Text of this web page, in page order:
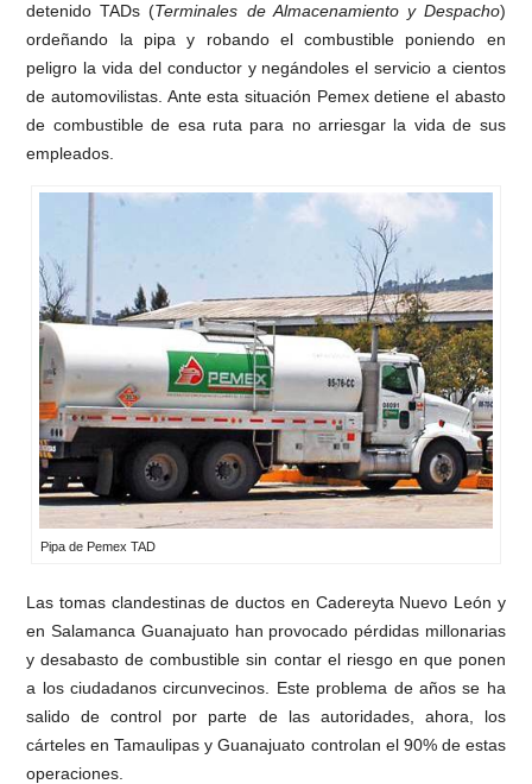
detenido TADs (Terminales de Almacenamiento y Despacho)
ordeñando la pipa y robando el combustible poniendo en
peligro la vida del conductor y negándoles el servicio a cientos
de automovilistas. Ante esta situación Pemex detiene el abasto
de combustible de esa ruta para no arriesgar la vida de sus
empleados.
Pipa de Pemex TAD
Las tomas clandestinas de ductos en Cadereyta Nuevo León y
en Salamanca Guanajuato han provocado pérdidas millonarias
y desabasto de combustible sin contar el riesgo en que ponen
a los ciudadanos circunvecinos. Este problema de años se ha
salido de control por parte de las autoridades, ahora, los
cárteles en Tamaulipas y Guanajuato controlan el 90% de estas
operaciones.